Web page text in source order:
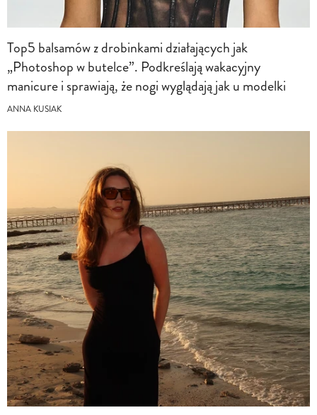
Top5 balsamów z drobinkami działających jak
„Photoshop w butelce”. Podkreślają wakacyjny
manicure i sprawiają, że nogi wyglądają jak u modelki
ANNA KUSIAK